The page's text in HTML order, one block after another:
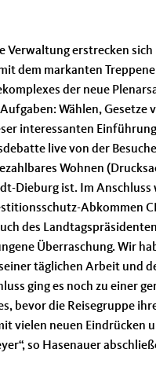
Verwaltung erstrecken
dem markanten
der neue
Wählen,
interessanten
live von der
Wohnen
Dieburg ist. Im
Abkommen
des
Überraschung. Wir
täglichen Arbeit und
ging es noch zu einer
bevor die Reisegruppe
vielen neuen Eindrücken
so Hasenauer